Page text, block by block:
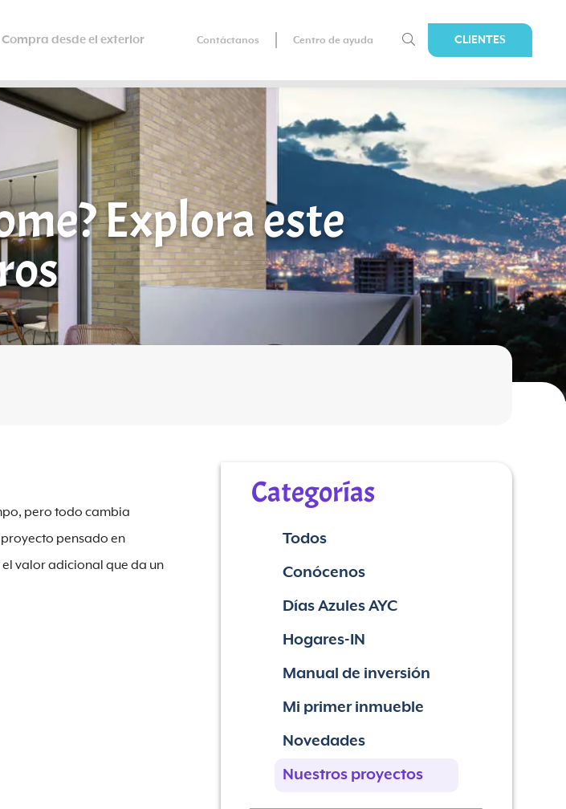
Compra desde el exterior Contáctanos Centro de ayuda CLIENTES
Explora este
pero todo cambia
proyecto pensado en
valor adicional que da un
Categorías
Todos
Conócenos
Días Azules AYC
Hogares-IN
Manual de inversión
Mi primer inmueble
Novedades
Nuestros proyectos